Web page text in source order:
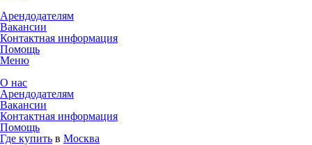
Арендодателям
Вакансии
Контактная информация
Помощь
Меню
О нас
Арендодателям
Вакансии
Контактная информация
Помощь
Где купить в Москва